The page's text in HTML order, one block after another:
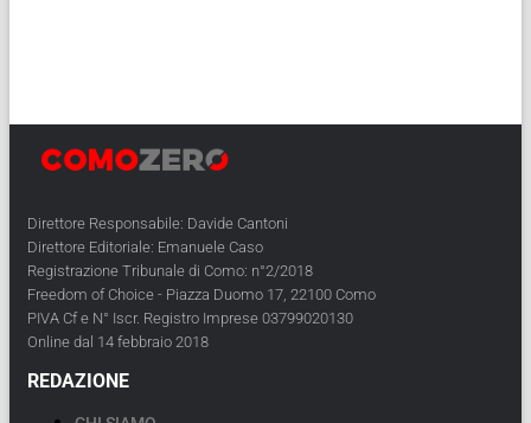
Direttore Responsabile: Davide Cantoni
Direttore Editoriale: Emanuele Caso
Registrazione Tribunale di Como: n°2/2018
Freedom of Choice - Piazza Duomo 17, 22100 Como
PIVA Cf e N° Iscr. Registro Imprese 03799020130
Online dal 14 febbraio 2018
REDAZIONE